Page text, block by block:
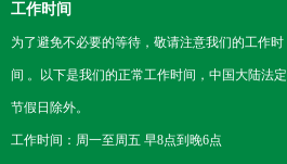
工作时间
为了避免不必要的等待，敬请注意我们的工作时
间 。以下是我们的正常工作时间，中国大陆法定
节假日除外。
工作时间：周一至周五 早8点到晚6点